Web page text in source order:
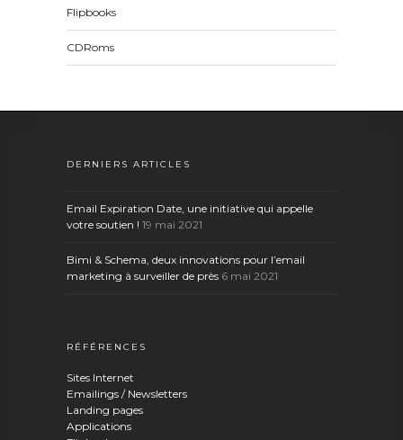
Flipbooks
CDRoms
DERNIERS ARTICLES
Email Expiration Date, une initiative qui appelle
votre soutien ! 19 mai 2021
Bimi & Schema, deux innovations pour l’email
marketing à surveiller de près 6 mai 2021
RÉFÉRENCES
Sites Internet
Emailings / Newsletters
Landing pages
Applications